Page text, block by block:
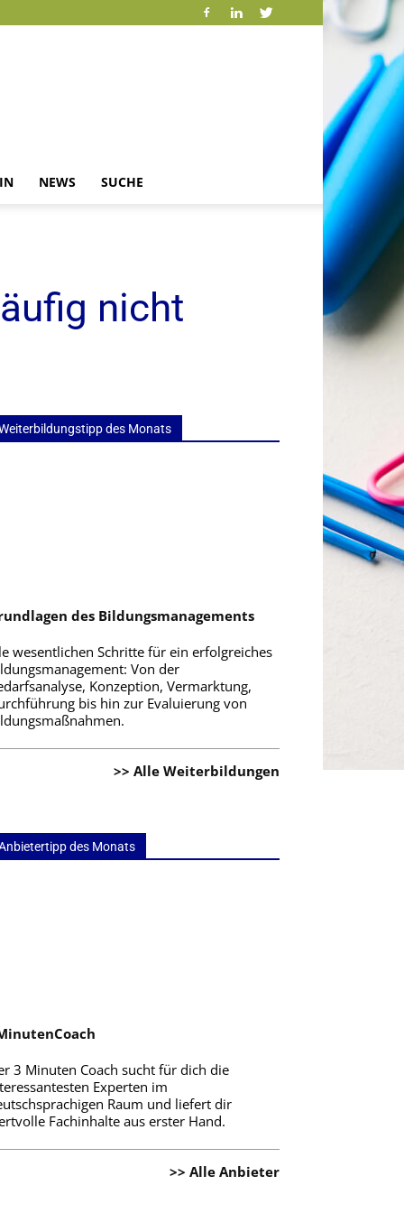
NEWS SUCHE
nicht
des Monats
des Bildungsmanagements
wesentlichen Schritte für ein erfolgreiches
Von der
Konzeption, Vermarktung,
bis hin zur Evaluierung von
>> Alle Weiterbildungen
des Monats
3 Minuten Coach sucht für dich die
Experten im
Raum und liefert dir
Fachinhalte aus erster Hand.
>> Alle Anbieter